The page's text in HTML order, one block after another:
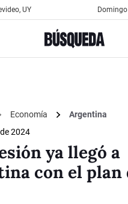
UY
Economía
Argentina
2024
ya llegó a
con el plan